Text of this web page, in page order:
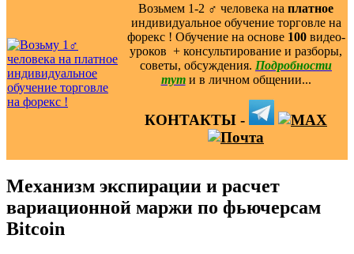
Возьмем 1-2 ‍♂️ человека на платное
индивидуальное обучение торговле на
форекс ! Обучение на основе 100видео-
уроков ️ + консультирование и разборы,
советы, обсуждения. Подробности
тут и в личном общении...
КОНТАКТЫ -
Механизм экспирации и расчет
вариационной маржи по фьючерсам
Bitcoin